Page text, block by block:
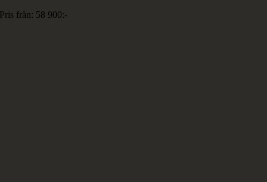
Pris från: 58 900:-